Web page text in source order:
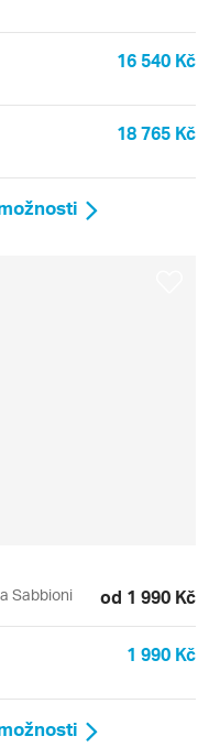
16 540 Kč
18 765 Kč
Sabbioni od 1 990 Kč
1 990 Kč